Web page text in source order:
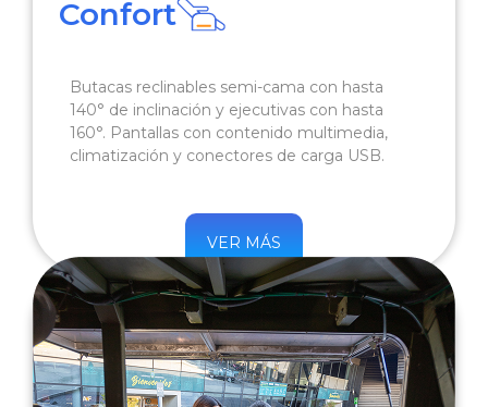
Confort
Butacas reclinables semi-cama con hasta
140° de inclinación y ejecutivas con hasta
160°. Pantallas con contenido multimedia,
climatización y conectores de carga USB.
VER MÁS